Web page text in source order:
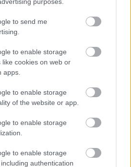
to send me
to enable storage
like cookies on web or
apps.
to enable storage
of the website or app.
to enable storage
to enable storage
authentication
Ring videót
egy bennfentes